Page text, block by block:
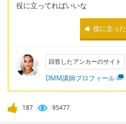
役に立ってればいいな
役に立った
回答したアンカーのサイト
DMM講師プロフィール
187 95477